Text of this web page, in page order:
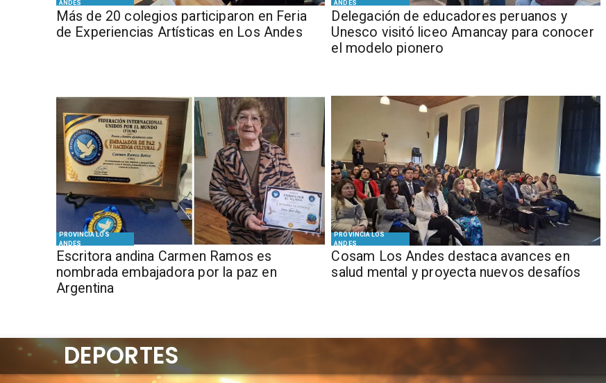
ANDES
Más de 20 colegios participaron en Feria
de Experiencias Artísticas en Los Andes
ANDES
Delegación de educadores peruanos y
Unesco visitó liceo Amancay para conocer
el modelo pionero
PROVINCIA LOS
ANDES
Escritora andina Carmen Ramos es
nombrada embajadora por la paz en
Argentina
PROVINCIA LOS
ANDES
Cosam Los Andes destaca avances en
salud mental y proyecta nuevos desafíos
DEPORTES